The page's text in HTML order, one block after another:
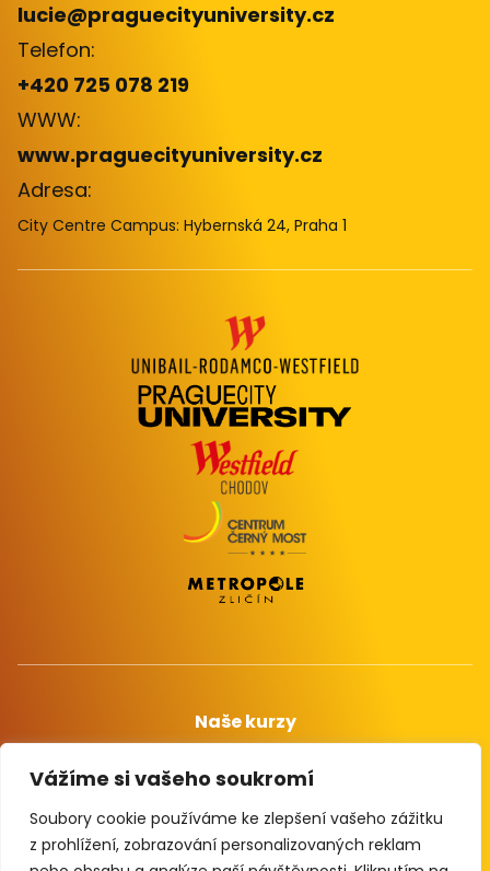
Vážíme si vašeho soukromí
Soubory cookie používáme ke zlepšení vašeho zážitku
z prohlížení, zobrazování personalizovaných reklam
lucie@praguecityuniversity.cz
Telefon:
+420 725 078 219
WWW:
www.praguecityuniversity.cz
Adresa:
City Centre Campus: Hybernská 24, Praha 1
Naše kurzy
Info o projektu
Kontakty
GDPR / Cookies